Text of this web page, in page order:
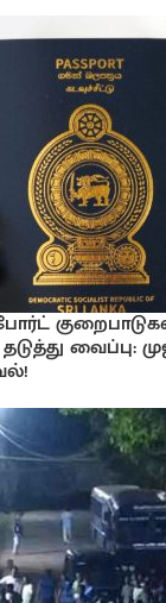
வைப்பு: